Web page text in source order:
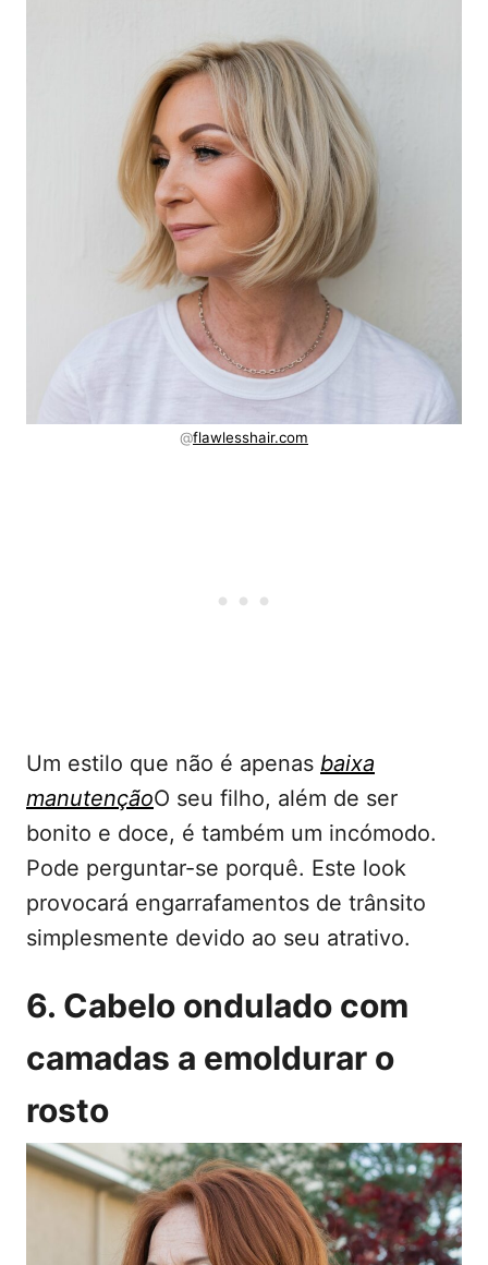
@flawlesshair.com
Um estilo que não é apenas baixa
manutençãoO seu filho, além de ser
bonito e doce, é também um incómodo.
Pode perguntar-se porquê. Este look
provocará engarrafamentos de trânsito
simplesmente devido ao seu atrativo.
6. Cabelo ondulado com
camadas a emoldurar o
rosto